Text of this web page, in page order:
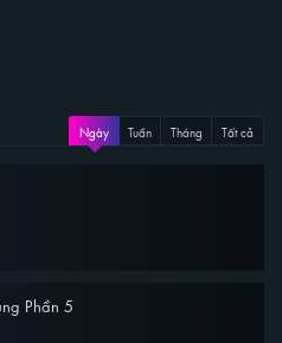
Ngày Tuần Tháng Tất cả
Phần 5